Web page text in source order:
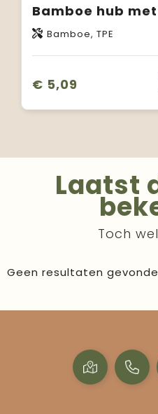
Bamboe hub
Bamboe, TPE
€ 5,09
Laatst
Toch
Geen resultaten